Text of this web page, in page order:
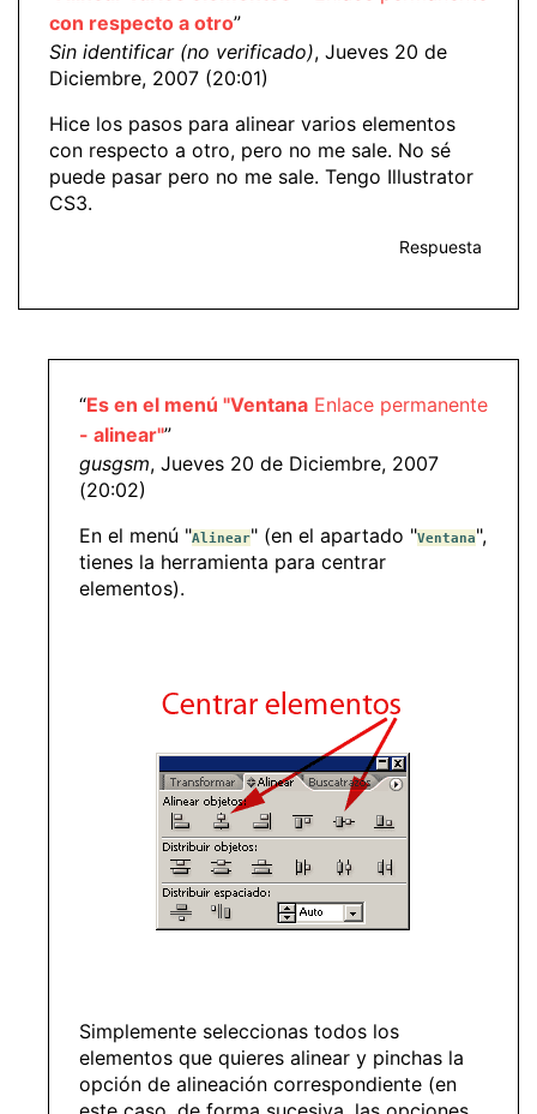
con respecto a otro”
Sin identificar (no verificado), Jueves 20 de
Diciembre, 2007 (20:01)
Hice los pasos para alinear varios elementos
con respecto a otro, pero no me sale. No sé
puede pasar pero no me sale. Tengo Illustrator
CS3.
Respuesta
Enlace permanente
“Es en el menú "Ventana
- alinear"”
gusgsm, Jueves 20 de Diciembre, 2007
(20:02)
En el menú "Alinear" (en el apartado "Ventana",
tienes la herramienta para centrar
elementos).
Simplemente seleccionas todos los
elementos que quieres alinear y pinchas la
opción de alineación correspondiente (en